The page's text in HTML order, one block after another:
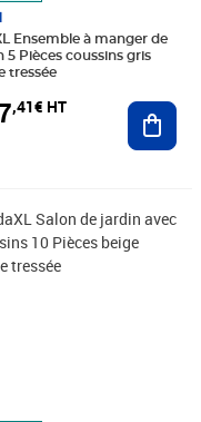
panier
Ensemble à manger de
5 Pièces coussins gris
tressée
,41€ HT
HT